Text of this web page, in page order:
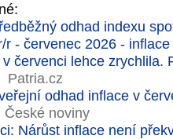
odhad indexu
r - červenec 2026 - inflace
v červenci lehce zrychlila.
Patria.cz
odhad inflace v
České noviny
Nárůst inflace není